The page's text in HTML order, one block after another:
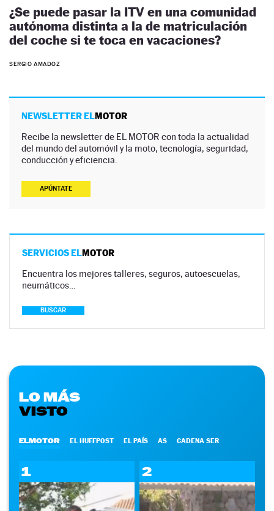
¿Se puede pasar la ITV en una comunidad
autónoma distinta a la de matriculación
del coche si te toca en vacaciones?
SERGIO AMADOZ
NEWSLETTER ELMOTOR
Recibe la newsletter de EL MOTOR con toda la actualidad
del mundo del automóvil y la moto, tecnología, seguridad,
conducción y eficiencia.
APÚNTATE
SERVICIOS ELMOTOR
Encuentra los mejores talleres, seguros, autoescuelas,
neumáticos…
BUSCAR
LO MÁS
VISTO
ELMOTOR EL HUFFPOST EL PAÍS AS CADENA SER
1 2